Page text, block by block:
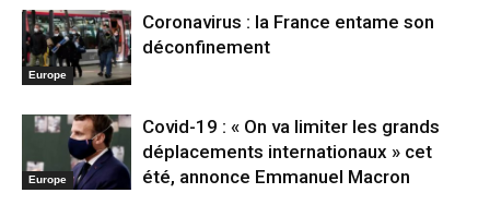
Europe
Coronavirus : la France entame son
déconfinement
Europe
Covid-19 : « On va limiter les grands
déplacements internationaux » cet
été, annonce Emmanuel Macron